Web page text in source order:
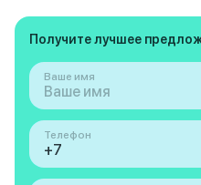
Получите лучшее
Ваше имя
Телефон